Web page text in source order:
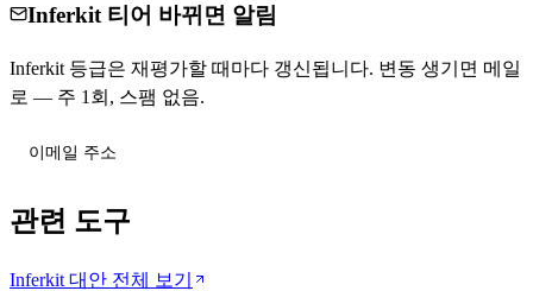
Inferkit 티어 바뀌면 알림
Inferkit 등급은 재평가할 때마다 갱신됩니다. 변동 생기면 메일
로 — 주 1회, 스팸 없음.
관련 도구
Inferkit 대안 전체 보기